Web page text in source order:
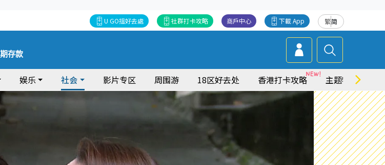
繁简
下載 App
商戶中心
社群打卡攻略
U GO搵好去處
存款
娱乐 社会 影片专区 周围游 18区好去处 香港打卡攻略 主题特集